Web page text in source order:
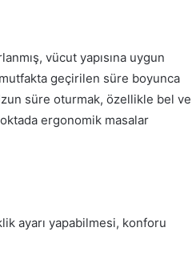
vücut yapısına uygun
mutfakta geçirilen süre boyunca
süre oturmak, özellikle bel ve
ergonomik masalar
ayarı yapabilmesi, konforu